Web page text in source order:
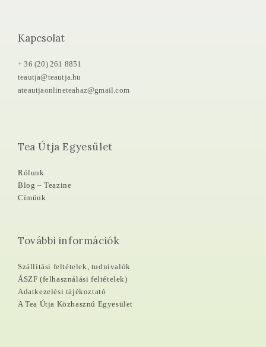
Kapcsolat
+ 36 (20) 261 8851
teautja@teautja.hu
ateautjaonlineteahaz@gmail.com
Tea Útja Egyesület
Rólunk
Blog – Teazine
Címünk
További információk
Szállítási feltételek, tudnivalók
ÁSZF (felhasználási feltételek)
Adatkezelési tájékoztató
A Tea Útja Közhasznú Egyesület